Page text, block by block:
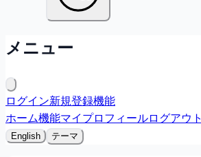
メニュー
ログイン新規登録機能
ホーム機能マイプロフィールログアウト
English テーマ